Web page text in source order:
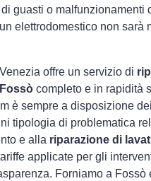
guasti o malfunzionamenti
elettrodomestico non sarà
offre un servizio di
completo e in rapidità
è sempre a disposizione
tipologia di problematica
e alla riparazione di
applicate per gli
Forniamo a Fossò